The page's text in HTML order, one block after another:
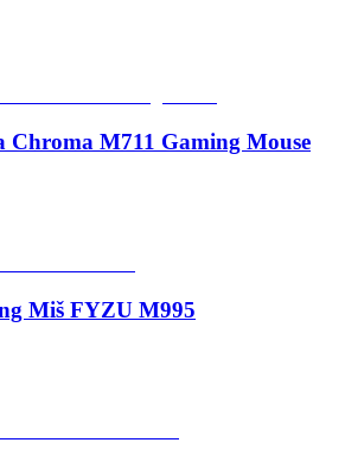
Chroma M711 Gaming Mouse
Miš FYZU M995